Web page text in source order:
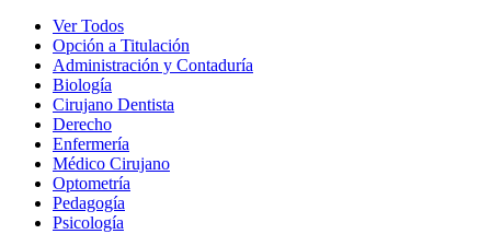
Ver Todos
Opción a Titulación
Administración y Contaduría
Biología
Cirujano Dentista
Derecho
Enfermería
Médico Cirujano
Optometría
Pedagogía
Psicología